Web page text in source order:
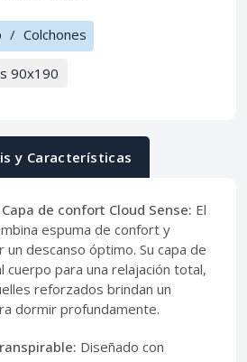
/ Colchones
90x190
y Características
de confort Cloud Sense: El
espuma de confort y
descanso óptimo. Su capa de
cuerpo para una relajación total,
reforzados brindan un
dormir profundamente.
Diseñado con